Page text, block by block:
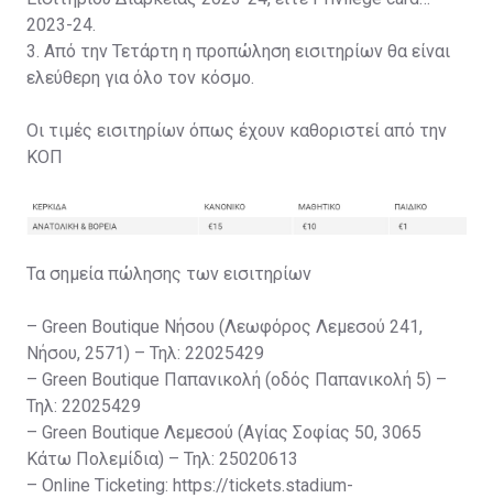
2023-24.
3. Από την Τετάρτη η προπώληση εισιτηρίων θα είναι
ελεύθερη για όλο τον κόσμο.
Οι τιμές εισιτηρίων όπως έχουν καθοριστεί από την
ΚΟΠ
Τα σημεία πώλησης των εισιτηρίων
– Green Boutique Νήσου (Λεωφόρος Λεμεσού 241,
Νήσου, 2571) – Τηλ: 22025429
– Green Boutique Παπανικολή (οδός Παπανικολή 5) –
Τηλ: 22025429
– Green Boutique Λεμεσού (Αγίας Σοφίας 50, 3065
Κάτω Πολεμίδια) – Τηλ: 25020613
– Online Ticketing: https://tickets.stadium-